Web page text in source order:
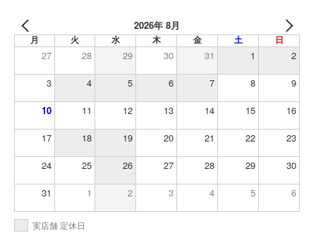
2026年 8月
月 火 水 木 金 土 日
27 28 29 30 31 1 2
3 4 5 6 7 8 9
10 11 12 13 14 15 16
17 18 19 20 21 22 23
24 25 26 27 28 29 30
31 1 2 3 4 5 6
実店舗 定休日